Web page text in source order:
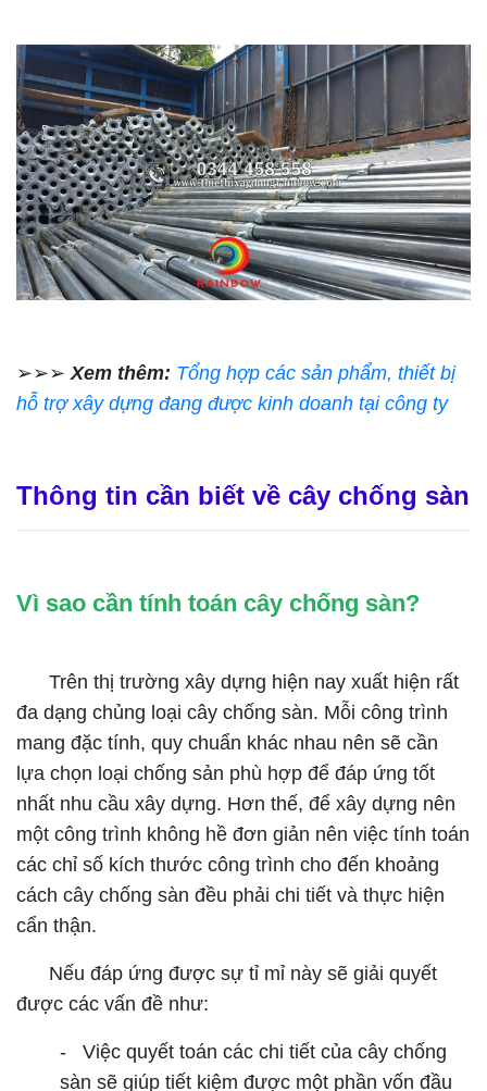
➢➢➢Xem thêm: Tổng hợp các sản phẩm, thiết bị
hỗ trợ xây dựng đang được kinh doanh tại công ty
Thông tin cần biết về cây chống sàn
Vì sao cần tính toán cây chống sàn?
Trên thị trường xây dựng hiện nay xuất hiện rất
đa dạng chủng loại cây chống sàn. Mỗi công trình
mang đặc tính, quy chuẩn khác nhau nên sẽ cần
lựa chọn loại chống sản phù hợp để đáp ứng tốt
nhất nhu cầu xây dựng. Hơn thế, để xây dựng nên
một công trình không hề đơn giản nên việc tính toán
các chỉ số kích thước công trình cho đến khoảng
cách cây chống sàn đều phải chi tiết và thực hiện
cẩn thận.
Nếu đáp ứng được sự tỉ mỉ này sẽ giải quyết
được các vấn đề như:
- Việc quyết toán các chi tiết của cây chống
sàn sẽ giúp tiết kiệm được một phần vốn đầu